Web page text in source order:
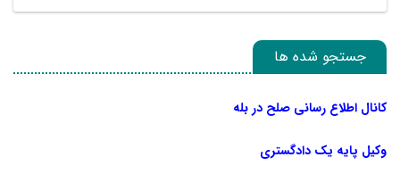
جستجو شده ها
کانال اطلاع رسانی صلح در بله
وکیل پایه یک دادگستری